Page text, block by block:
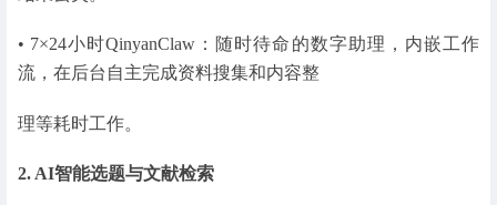
• 7×24小时QinyanClaw：随时待命的数字助理，内嵌工作
流，在后台自主完成资料搜集和内容整
理等耗时工作。
2. AI智能选题与文献检索